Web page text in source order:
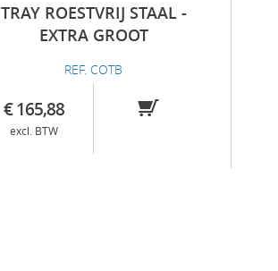
TRAY ROESTVRIJ STAAL -
EXTRA GROOT
REF. COTB
€ 165,88
excl. BTW